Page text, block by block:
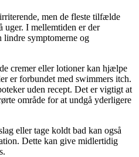
men de fleste tilfælde
uger. I mellemtiden er der
lindre symptomerne og
cremer eller lotioner kan hjælpe
er forbundet med swimmers itch.
uden recept. Det er vigtigt at
område for at undgå yderligere
eller tage koldt bad kan også
Dette kan give midlertidig